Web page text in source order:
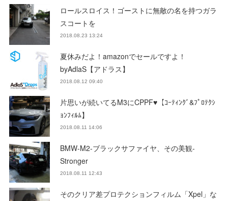
ロールスロイス！ゴーストに無敵の名を持つガラ
スコートを
2018.08.23 13:24
夏休みだよ！amazonでセールですよ！
byAdlaS【アドラス】
2018.08.12 09:40
片思いが続いてるM3にCPPF♥【ｺｰﾃｨﾝｸﾞ&ﾌﾟﾛﾃｸｼ
ｮﾝﾌｨﾙﾑ】
2018.08.11 14:06
BMW-M2-ブラックサファイヤ、その美観-
Stronger
2018.08.11 12:43
そのクリア差プロテクションフィルム「Xpel」な